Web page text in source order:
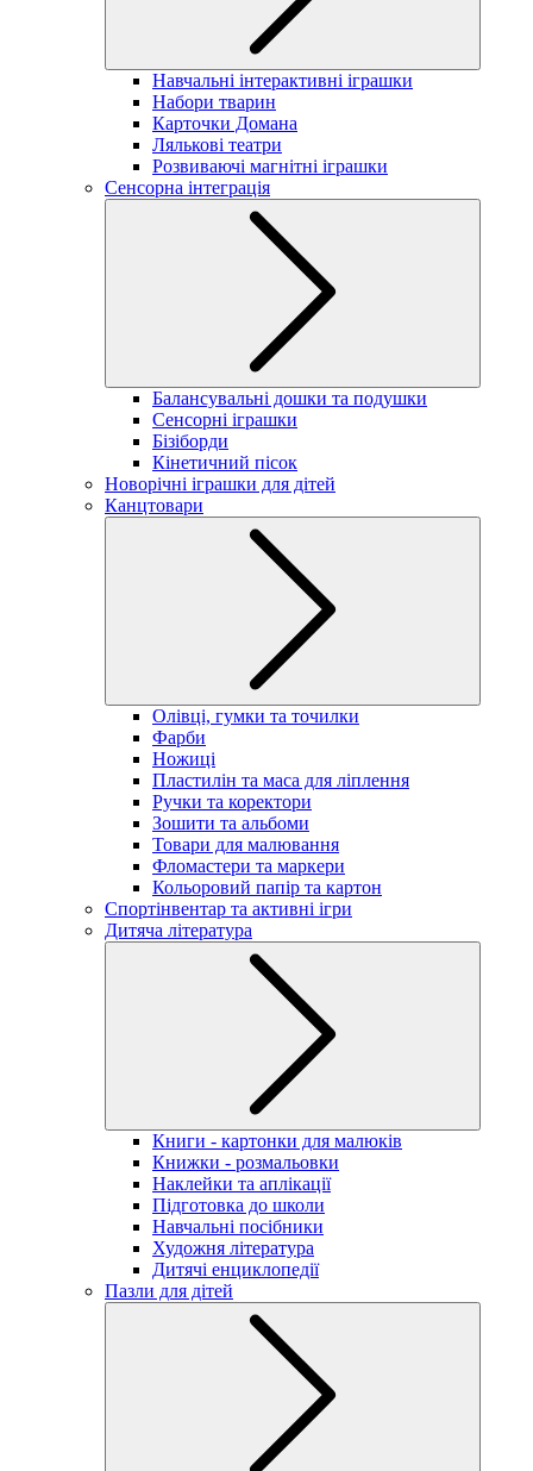
Навчальні інтерактивні іграшки
Набори тварин
Карточки Домана
Лялькові театри
Розвиваючі магнітні іграшки
Сенсорна інтеграція
Балансувальні дошки та подушки
Сенсорні іграшки
Бізіборди
Кінетичний пісок
Новорічні іграшки для дітей
Канцтовари
Олівці, гумки та точилки
Фарби
Ножиці
Пластилін та маса для ліплення
Ручки та коректори
Зошити та альбоми
Товари для малювання
Фломастери та маркери
Кольоровий папір та картон
Спортінвентар та активні ігри
Дитяча література
Книги - картонки для малюків
Книжки - розмальовки
Наклейки та аплікації
Підготовка до школи
Навчальні посібники
Художня література
Дитячі енциклопедії
Пазли для дітей